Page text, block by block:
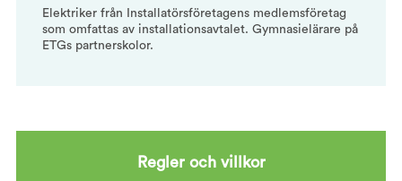
Elektriker från Installatörsföretagens medlemsföretag
som omfattas av installationsavtalet. Gymnasielärare på
ETGs partnerskolor.
Regler och villkor